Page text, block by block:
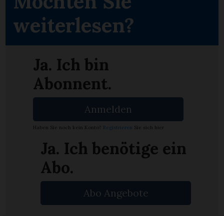
weiterlesen?
Ja. Ich bin
Abonnent.
Anmelden
Haben Sie noch kein Konto? Registrieren Sie sich hier
Ja. Ich benötige ein
Abo.
Abo Angebote